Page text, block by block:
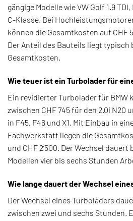
gängige Modelle wie VW Golf 1.9
C-Klasse. Bei
können die Gesamtkosten auf CHF
Der Anteil des Bauteils liegt typisch
Gesamtkosten.
Wie teuer ist ein Turbolader für
Ein revidierter Turbolader für BMW
zwischen CHF 745 für den 2.0i N20
in F45, F46 und X1. Mit Einbau in
Fachwerkstatt liegen die
und CHF 2’500. Der Wechsel
Modellen vier bis sechs Stunden
Wie lange dauert der Wechsel
Der Wechsel eines Turboladers
zwischen zwei und sechs Stunden.